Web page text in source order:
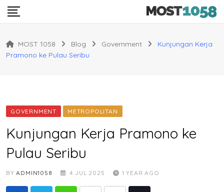
Skip
MOST 1058 Blog Government
Kunjungan Kerja
Pramono ke Pulau Seribu
GOVERNMENT METROPOLITAN
Kunjungan Kerja Pramono ke
Pulau Seribu
BYADMIN1058 4 JUL 2025 1 YEAR AGO